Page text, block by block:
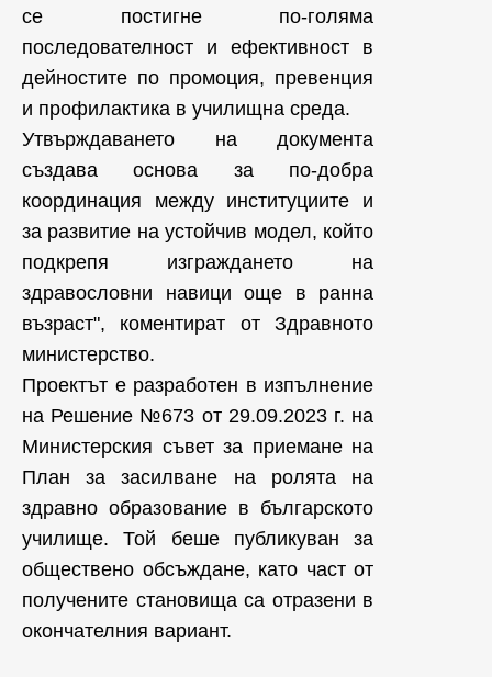
се постигне по-голяма
последователност и ефективност в
дейностите по промоция, превенция
и профилактика в училищна среда.
Утвърждаването на документа
създава основа за по-добра
координация между институциите и
за развитие на устойчив модел, който
подкрепя изграждането на
здравословни навици още в ранна
възраст", коментират от Здравното
министерство.
Проектът е разработен в изпълнение
на Решение №673 от 29.09.2023 г. на
Министерския съвет за приемане на
План за засилване на ролята на
здравно образование в българското
училище. Той беше публикуван за
обществено обсъждане, като част от
получените становища са отразени в
окончателния вариант.